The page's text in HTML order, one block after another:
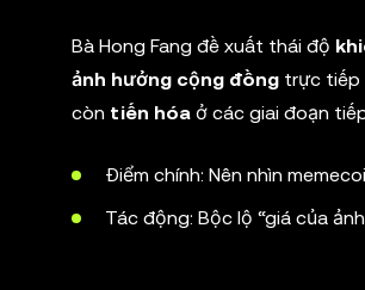
Bà Hong Fang đề xuất thái độ
ảnh hưởng cộng đồng trực tiếp
còn tiến hóa ở các giai đoạn
Điểm chính: Nên nhìn
Tác động: Bộc lộ “giá của